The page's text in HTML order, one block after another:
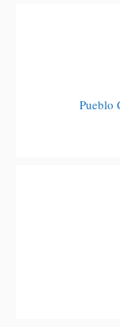
Pueblo